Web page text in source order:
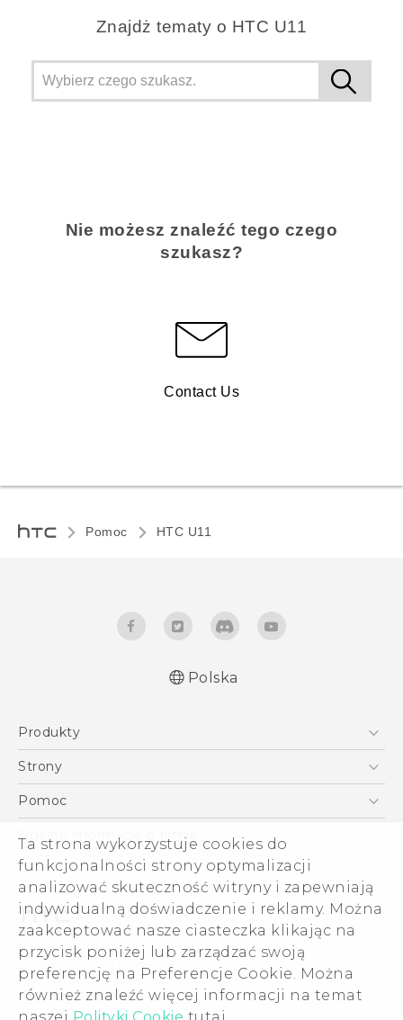
Ta strona wykorzystuje cookies do
funkcjonalności strony optymalizacji
analizować skuteczność witryny i zapewniają
indywidualną doświadczenie i reklamy. Można
zaakceptować nasze ciasteczka klikając na
przycisk poniżej lub zarządzać swoją
preferencję na Preferencje Cookie. Można
również znaleźć więcej informacji na temat
Znajdż tematy o HTC U11
Nie możesz znaleźć tego czego
szukasz?
Contact Us
Pomoc HTC U11‎
Polish - Wytyczne dotyczące bezpieczeństwa i
wytyczne wymagane przez prawo (Dual Nano-
wytyczne wymagane przez prawo (Nano-Sim)
English - User manual
Polska
Produkty
Smartfony
VIVE
Akcesoria
Strony
HTC Vive
Pomoc
Pomoc E-commerce
Ogólne informacje o firmie
ESG
Informacje o firmie
Dla inwestorów (angielski)
Cookie Preferences
Kariera
Security and Privacy Whitepaper
© 2011-2026 HTC Corporation
Warunki prawne